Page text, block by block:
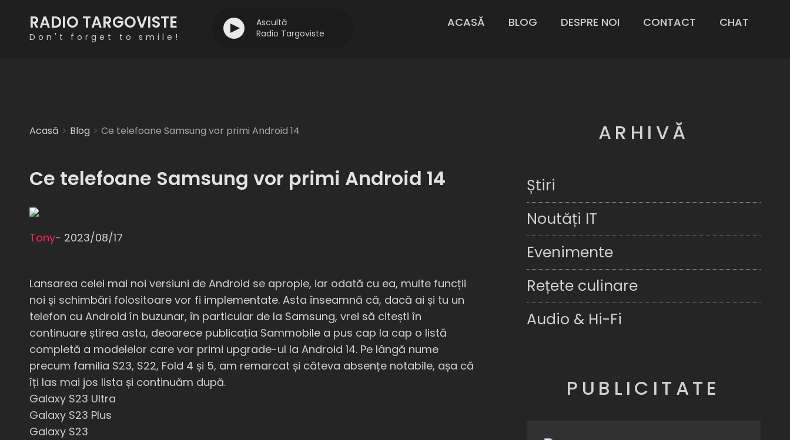
RADIO TARGOVISTE
Don't forget to smile!
Ascultă
Radio Targoviste
ACASĂ BLOG DESPRE NOI CONTACT CHAT
Acasă Blog Ce telefoane Samsung vor primi Android 14
Ce telefoane Samsung vor primi Android 14
Tony- 2023/08/17
Lansarea celei mai noi versiuni de Android se apropie, iar odată cu ea, multe funcții
noi și schimbări folositoare vor fi implementate. Asta înseamnă că, dacă ai și tu un
telefon cu Android în buzunar, în particular de la Samsung, vrei să citești în
continuare știrea asta, deoarece publicația Sammobile a pus cap la cap o listă
completă a modelelor care vor primi upgrade-ul la Android 14. Pe lângă nume
precum familia S23, S22, Fold 4 și 5, am remarcat și câteva absențe notabile, așa că
îți las mai jos lista și continuăm după.
Galaxy S23 Ultra
Galaxy S23 Plus
Galaxy S23
ARHIVĂ
Știri
Noutăți IT
Evenimente
Rețete culinare
Audio & Hi-Fi
PUBLICITATE